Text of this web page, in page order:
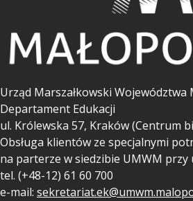
Urząd Marszałkowski Województwa
Departament Edukacji
ul. Królewska 57, Kraków (Centrum
Obsługa klientów ze specjalnymi
na parterze w siedzibie UMWM przy
tel. (+48-12) 61 60 700
e-mail: